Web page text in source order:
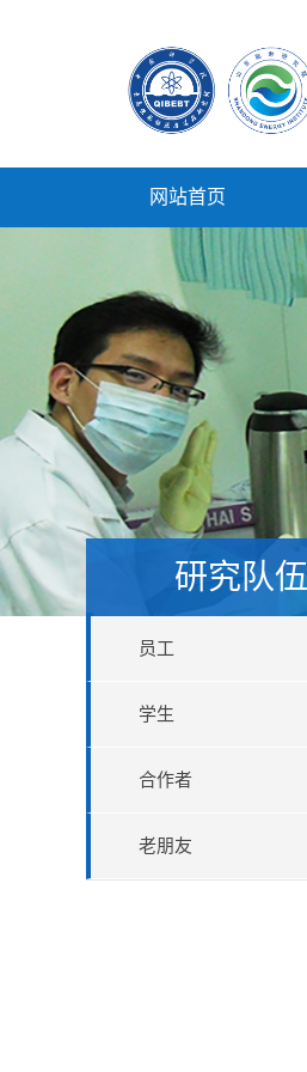
网站首页
研究队伍
员工
学生
合作者
老朋友